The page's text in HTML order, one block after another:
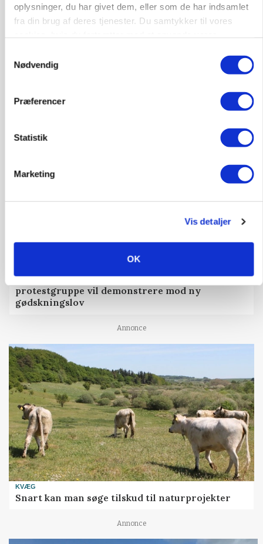
oplysninger, du har givet dem, eller som de har indsamlet
fra din brug af deres tjenester. Du samtykker til vores
Nødvendig
Præferencer
Statistik
Marketing
Vis detaljer
OK
GRISE
»Nu stopper I«: Landbrugsdebattør og
protestgruppe vil demonstrere mod ny
gødskningslov
Annonce
KVÆG
Snart kan man søge tilskud til naturprojekter
Annonce